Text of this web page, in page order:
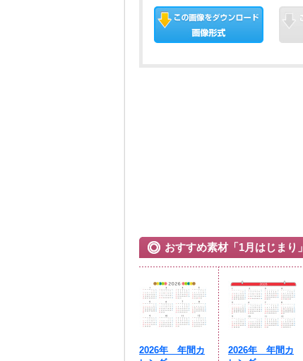
おすすめ素材「1月はじまり」
2026年 年間カ
2026年 年間カ